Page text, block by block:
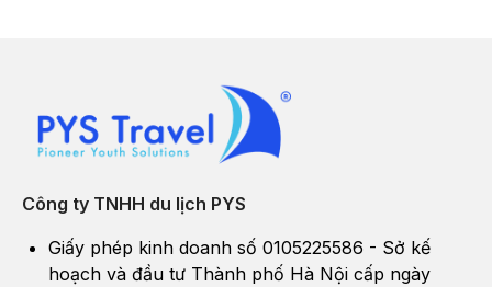
Công ty TNHH du lịch PYS
Giấy phép kinh doanh số 0105225586 - Sở kế
hoạch và đầu tư Thành phố Hà Nội cấp ngày